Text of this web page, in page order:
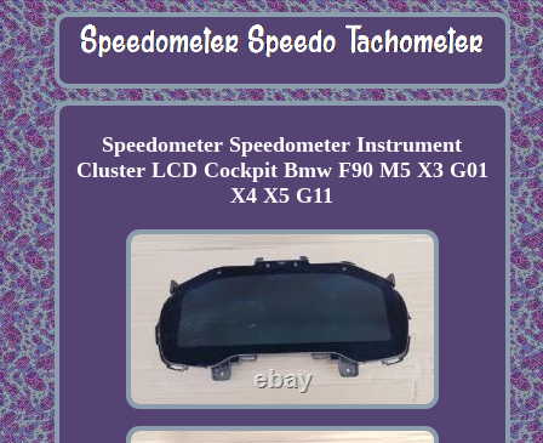
Speedometer Speedometer Instrument
Cluster LCD Cockpit Bmw F90 M5 X3 G01
X4 X5 G11